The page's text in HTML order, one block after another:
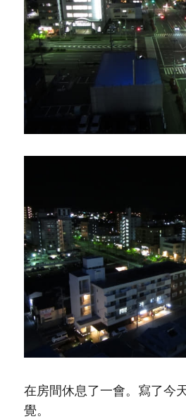
在房間休息了一會。寫了今
覺。